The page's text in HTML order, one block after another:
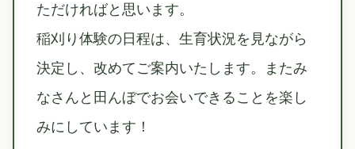
ただければと思います。
稲刈り体験の日程は、生育状況を見ながら
決定し、改めてご案内いたします。またみ
なさんと田んぼでお会いできることを楽し
みにしています！